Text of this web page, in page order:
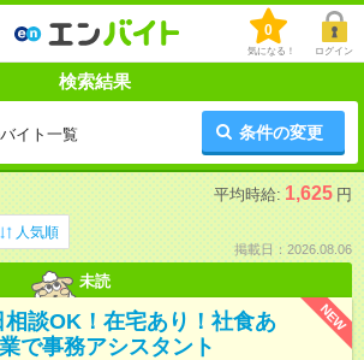
0
気になる！ ログイン
検索結果
イト一覧 条件の変更
平均時給: 1,625 円
人気順
掲載日：2026.08.06
未読
NEW
談OK！在宅あり！社食あ
で事務アシスタント